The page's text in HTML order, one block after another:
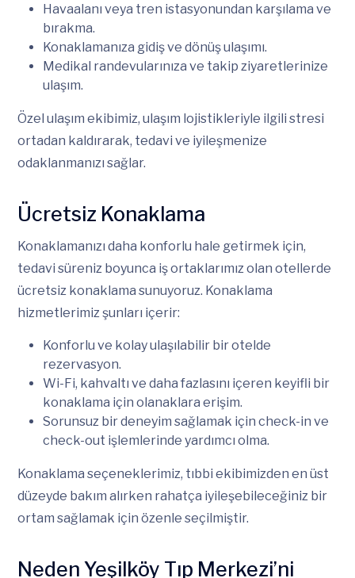
Havaalanı veya tren istasyonundan karşılama ve
bırakma.
Konaklamanıza gidiş ve dönüş ulaşımı.
Medikal randevularınıza ve takip ziyaretlerinize
ulaşım.
Özel ulaşım ekibimiz, ulaşım lojistikleriyle ilgili stresi
ortadan kaldırarak, tedavi ve iyileşmenize
odaklanmanızı sağlar.
Ücretsiz Konaklama
Konaklamanızı daha konforlu hale getirmek için,
tedavi süreniz boyunca iş ortaklarımız olan otellerde
ücretsiz konaklama sunuyoruz. Konaklama
hizmetlerimiz şunları içerir:
Konforlu ve kolay ulaşılabilir bir otelde
rezervasyon.
Wi-Fi, kahvaltı ve daha fazlasını içeren keyifli bir
konaklama için olanaklara erişim.
Sorunsuz bir deneyim sağlamak için check-in ve
check-out işlemlerinde yardımcı olma.
Konaklama seçeneklerimiz, tıbbi ekibimizden en üst
düzeyde bakım alırken rahatça iyileşebileceğiniz bir
ortam sağlamak için özenle seçilmiştir.
Neden Yeşilköy Tıp Merkezi’ni